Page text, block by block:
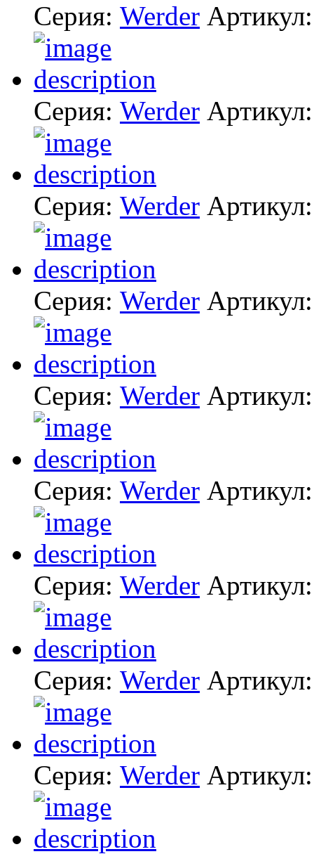
Серия: Werder
Серия: Werder
Серия: Werder
Серия: Werder
Серия: Werder
Серия: Werder
Серия: Werder
Серия: Werder
Серия: Werder